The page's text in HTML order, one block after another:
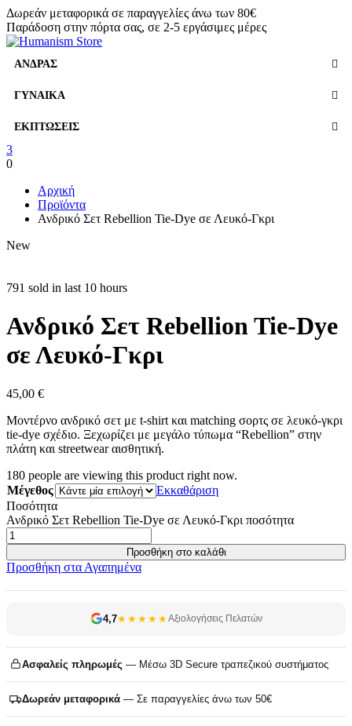
Δωρεάν μεταφορικά σε παραγγελίες άνω των 80€
Παράδοση στην πόρτα σας, σε 2-5 εργάσιμες μέρες
ΆΝΔΡΑΣ
ΓΥΝΑΊΚΑ
ΕΚΠΤΏΣΕΙΣ
3
0
Αρχική
Προϊόντα
Ανδρικό Σετ Rebellion Tie-Dye σε Λευκό-Γκρι
New
791 sold in last 10 hours
Ανδρικό Σετ Rebellion Tie-Dye
σε Λευκό-Γκρι
45,00 €
Μοντέρνο ανδρικό σετ με t-shirt και matching σορτς σε λευκό-γκρι
tie-dye σχέδιο. Ξεχωρίζει με μεγάλο τύπωμα “Rebellion” στην
πλάτη και streetwear αισθητική.
180 people are viewing this product right now.
Μέγεθος
Εκκαθάριση
Ποσότητα
Ανδρικό Σετ Rebellion Tie-Dye σε Λευκό-Γκρι ποσότητα
Προσθήκη στο καλάθι
Προσθήκη στα Αγαπημένα
4,7★★★★★Αξιολογήσεις Πελατών
Ασφαλείς πληρωμές — Μέσω 3D Secure τραπεζικού συστήματος
Δωρεάν μεταφορικά — Σε παραγγελίες άνω των 50€